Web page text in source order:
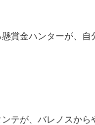
賞金ハンターが、
テが、バレノスか